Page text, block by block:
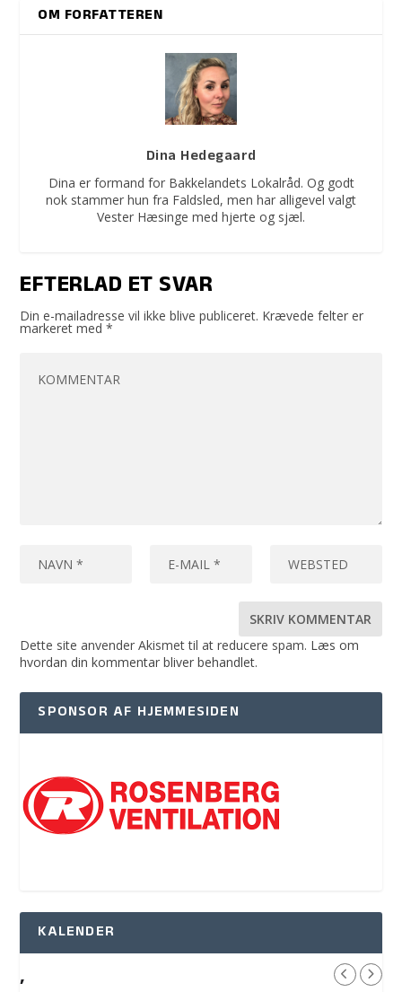
OM FORFATTEREN
Dina Hedegaard
Dina er formand for Bakkelandets Lokalråd. Og godt
nok stammer hun fra Faldsled, men har alligevel valgt
Vester Hæsinge med hjerte og sjæl.
EFTERLAD ET SVAR
Din e-mailadresse vil ikke blive publiceret. Krævede felter er
markeret med*
Dette site anvender Akismet til at reducere spam. Læs om
hvordan din kommentar bliver behandlet.
SPONSOR AF HJEMMESIDEN
KALENDER
,